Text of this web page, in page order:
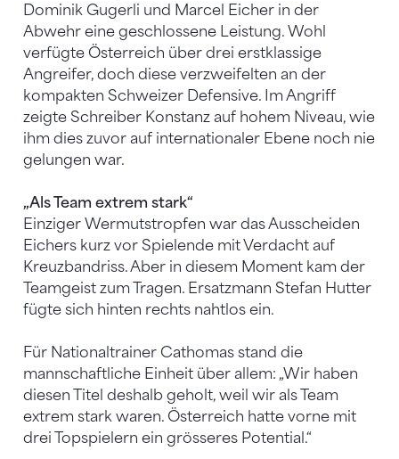
Dominik Gugerli und Marcel Eicher in der
Abwehr eine geschlossene Leistung. Wohl
verfügte Österreich über drei erstklassige
Angreifer, doch diese verzweifelten an der
kompakten Schweizer Defensive. Im Angriff
zeigte Schreiber Konstanz auf hohem Niveau, wie
ihm dies zuvor auf internationaler Ebene noch nie
gelungen war.
„Als Team extrem stark“
Einziger Wermutstropfen war das Ausscheiden
Eichers kurz vor Spielende mit Verdacht auf
Kreuzbandriss. Aber in diesem Moment kam der
Teamgeist zum Tragen. Ersatzmann Stefan Hutter
fügte sich hinten rechts nahtlos ein.
Für Nationaltrainer Cathomas stand die
mannschaftliche Einheit über allem: „Wir haben
diesen Titel deshalb geholt, weil wir als Team
extrem stark waren. Österreich hatte vorne mit
drei Topspielern ein grösseres Potential.“